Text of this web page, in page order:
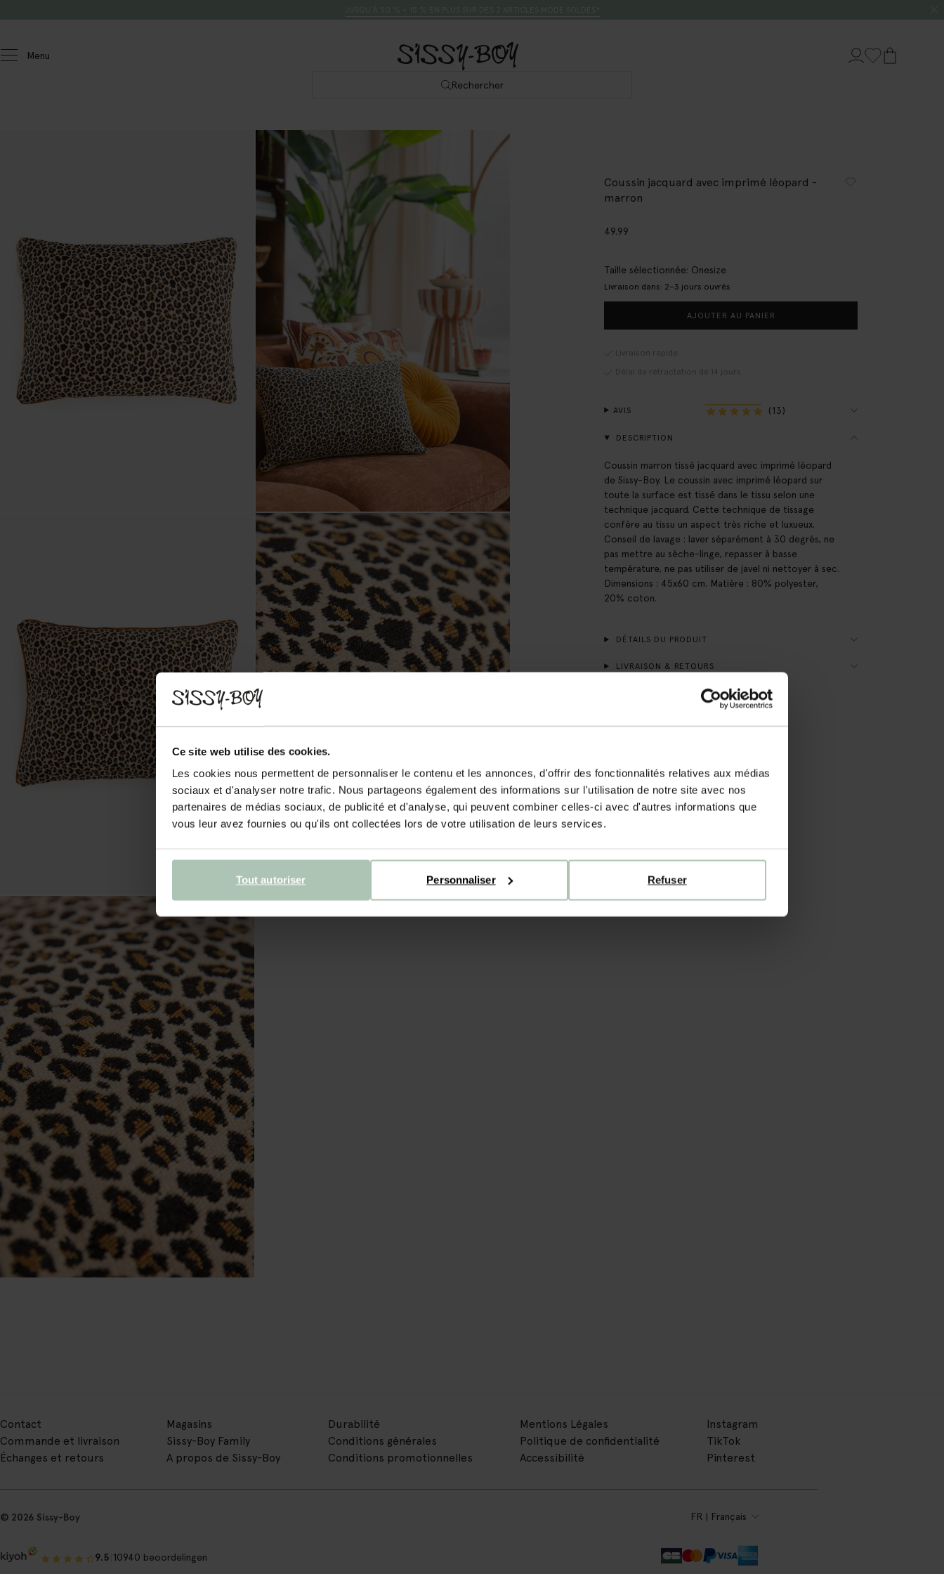
Ce site web utilise des cookies.
Les cookies nous permettent de personnaliser le contenu et les annonces, d'offrir des fonctionnalités relatives aux médias
sociaux et d'analyser notre trafic. Nous partageons également des informations sur l'utilisation de notre site avec nos
partenaires de médias sociaux, de publicité et d'analyse, qui peuvent combiner celles-ci avec d'autres informations que
vous leur avez fournies ou qu'ils ont collectées lors de votre utilisation de leurs services.
Refuser
Personnaliser
Tout autoriser
Menu
Rechercher
Coussin jacquard avec imprimé léopard -
marron
49.99
Taille sélectionnée: Onesize
Livraison dans: 2–3 jours ouvrés
AJOUTER AU PANIER
Livraison rapide
Délai de rétractation de 14 jours
AVIS (13)
DESCRIPTION
Coussin marron tissé jacquard avec imprimé léopard
de Sissy-Boy. Le coussin avec imprimé léopard sur
toute la surface est tissé dans le tissu selon une
technique jacquard. Cette technique de tissage
confère au tissu un aspect très riche et luxueux.
Conseil de lavage : laver séparément à 30 degrés, ne
pas mettre au sèche-linge, repasser à basse
température, ne pas utiliser de javel ni nettoyer à sec.
Dimensions : 45x60 cm. Matière : 80% polyester,
20% coton.
DÉTAILS DU PRODUIT
LIVRAISON & RETOURS
Contact
Commande et livraison
Échanges et retours
Magasins
Sissy-Boy Family
A propos de Sissy-Boy
Durabilité
Conditions générales
Conditions promotionnelles
Mentions Légales
Politique de confidentialité
Accessibilité
Instagram
TikTok
Pinterest
FR | Français
© 2026 Sissy-Boy
9.5 10940 beoordelingen